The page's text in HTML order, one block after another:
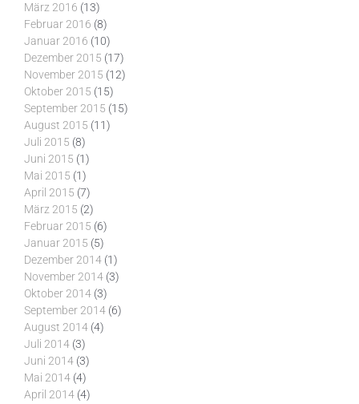
März 2016 (13)
Februar 2016 (8)
Januar 2016 (10)
Dezember 2015 (17)
November 2015 (12)
Oktober 2015 (15)
September 2015 (15)
August 2015 (11)
Juli 2015 (8)
Juni 2015 (1)
Mai 2015 (1)
April 2015 (7)
März 2015 (2)
Februar 2015 (6)
Januar 2015 (5)
Dezember 2014 (1)
November 2014 (3)
Oktober 2014 (3)
September 2014 (6)
August 2014 (4)
Juli 2014 (3)
Juni 2014 (3)
Mai 2014 (4)
April 2014 (4)